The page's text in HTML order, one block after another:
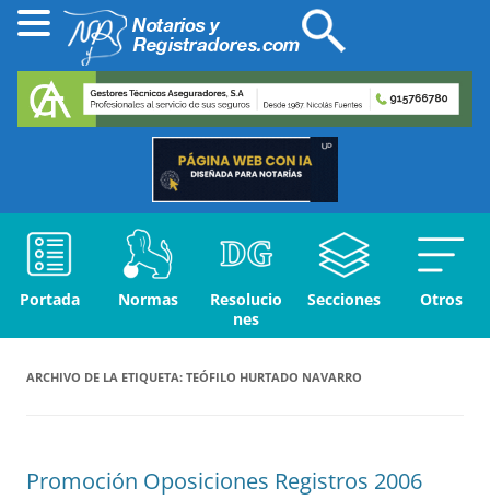
Portada Normas
Resolucio
nes
Secciones Otros
ARCHIVO DE LA ETIQUETA: TEÓFILO HURTADO NAVARRO
Promoción Oposiciones Registros 2006